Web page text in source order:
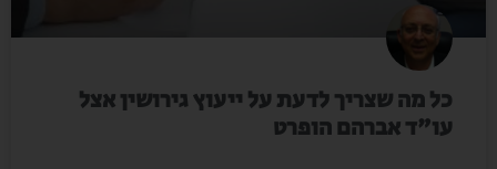
כל מה שצריך לדעת על ייעוץ גירושין אצל
עו"ד אברהם הופרט